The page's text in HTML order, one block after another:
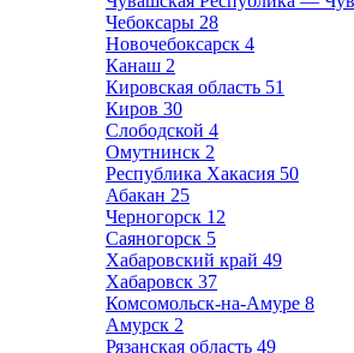
Чебоксары 28
Новочебоксарск 4
Канаш 2
Кировская область 51
Киров 30
Слободской 4
Омутнинск 2
Республика Хакасия 50
Абакан 25
Черногорск 12
Саяногорск 5
Хабаровский край 49
Хабаровск 37
Комсомольск-на-Амуре 8
Амурск 2
Рязанская область 49